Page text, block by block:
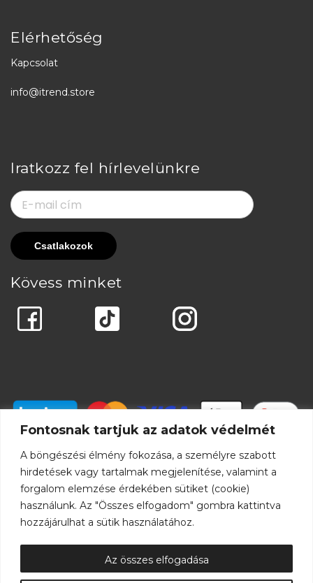
Fontosnak tartjuk az adatok védelmét
A böngészési élmény fokozása, a személyre szabott
hirdetések vagy tartalmak megjelenítése, valamint a
forgalom elemzése érdekében sütiket (cookie)
használunk. Az "Összes elfogadom" gombra kattintva
hozzájárulhat a sütik használatához.
Az összes elfogadása
Elérhetőség
Kapcsolat
info@itrend.store
Iratkozz fel hírlevelünkre
Kövess minket